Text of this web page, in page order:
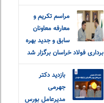
مراسم تکریم و
معارفه‌ معاونان
سابق و جدید بهره
برداری فولاد خراسان برگزار شد
بازدید دکتر
جهرمی
مدیرعامل بورس